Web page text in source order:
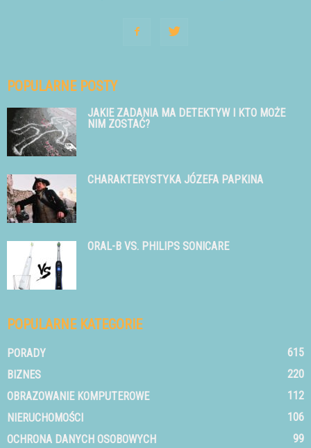
POPULARNE POSTY
JAKIE ZADANIA MA DETEKTYW I KTO MOŻE
NIM ZOSTAĆ?
CHARAKTERYSTYKA JÓZEFA PAPKINA
ORAL-B VS. PHILIPS SONICARE
POPULARNE KATEGORIE
PORADY
615
BIZNES
220
OBRAZOWANIE KOMPUTEROWE
112
NIERUCHOMOŚCI
106
OCHRONA DANYCH OSOBOWYCH
99